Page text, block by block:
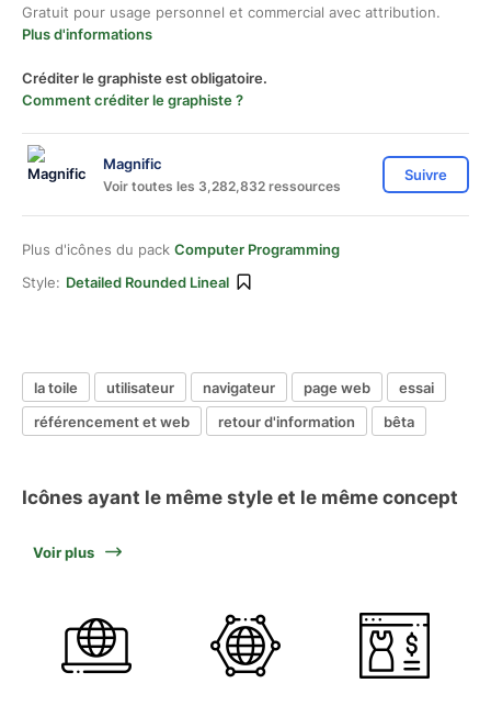
Gratuit pour usage personnel et commercial avec attribution.
Plus d'informations
Créditer le graphiste est obligatoire.
Comment créditer le graphiste ?
Magnific
Voir toutes les 3,282,832 ressources
Suivre
Plus d'icônes du pack Computer Programming
Style: Detailed Rounded Lineal
la toile utilisateur navigateur page web
essai
référencement et web
retour d'information bêta
Icônes ayant le même style et le même concept
Voir plus